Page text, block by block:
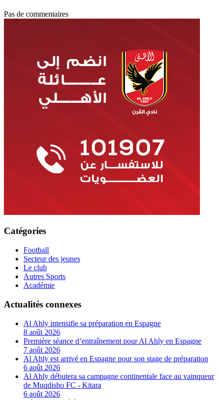
Pas de commentaires
Catégories
Football
Secteur des jeunes
Le club
Autres Sports
Académie
Actualités connexes
Al Ahly intensifie sa préparation en Espagne
8 août 2026
Première séance d’entraînement pour Al Ahly en Espagne
7 août 2026
Al Ahly est arrivé en Espagne pour son stage de préparation
6 août 2026
Al Ahly débutera sa campagne continentale face au vainqueur
de Muqdisho FC - Kitara
6 août 2026